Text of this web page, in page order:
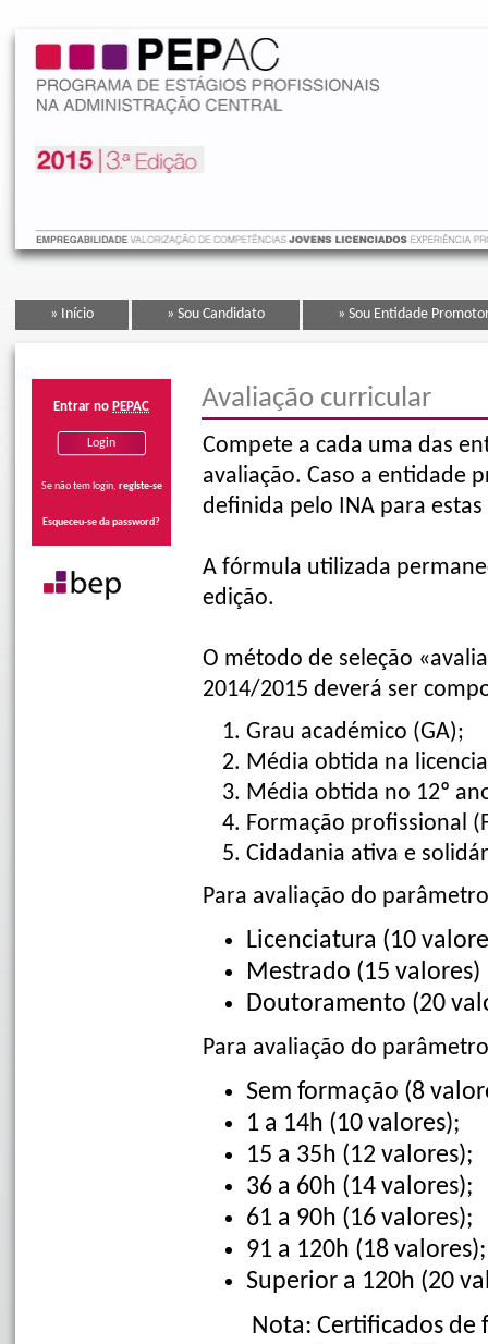
» Início » Sou Candidato » Sou Entidade
Entrar no PEPAC
Se não tem login, registe-se
Esqueceu-se da password?
Avaliação curricular
Compete a cada uma das
avaliação. Caso a entidade
definida pelo INA para estas
A fórmula utilizada
edição.
O método de seleção
2014/2015 deverá ser
Grau académico (GA);
Média obtida na
Média obtida no 12º
Formação profissional
Cidadania ativa e
Para avaliação do
Licenciatura (10
Mestrado (15 valores)
Doutoramento (20
Para avaliação do
Sem formação (8
1 a 14h (10 valores);
15 a 35h (12 valores);
36 a 60h (14 valores);
61 a 90h (16 valores);
91 a 120h (18 valores);
Superior a 120h (20
Nota: Certificados de